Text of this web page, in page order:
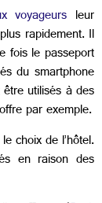
voyageurs leur
rapidement. Il
fois le passeport
du smartphone
utilisés à des
par exemple.
choix de l’hôtel.
en raison des